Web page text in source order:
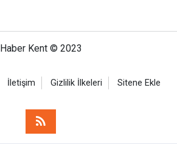
Haber Kent © 2023
İletişim Gizlilik İlkeleri Sitene Ekle